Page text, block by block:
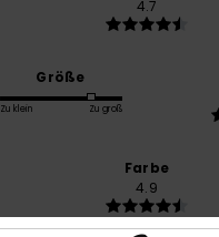
4.7
Größe
Zu klein Zu groß
Farbe
4.9